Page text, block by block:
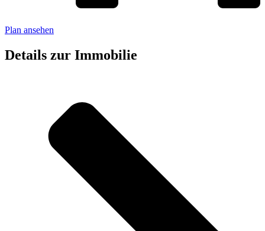
Plan ansehen
Details zur Immobilie